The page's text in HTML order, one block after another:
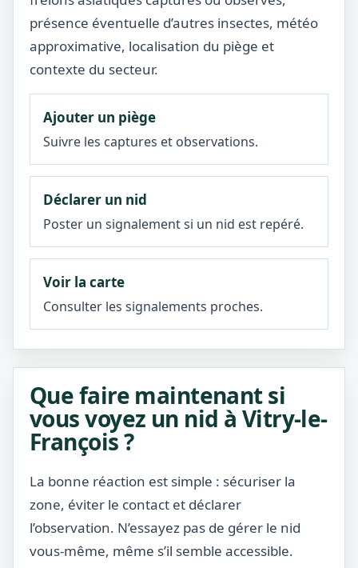
présence éventuelle d’autres insectes, météo
approximative, localisation du piège et
contexte du secteur.
Ajouter un piège
Suivre les captures et observations.
Déclarer un nid
Poster un signalement si un nid est repéré.
Voir la carte
Consulter les signalements proches.
Que faire maintenant si
vous voyez un nid à Vitry-le-
François ?
La bonne réaction est simple : sécuriser la
zone, éviter le contact et déclarer
l’observation. N’essayez pas de gérer le nid
vous-même, même s’il semble accessible.